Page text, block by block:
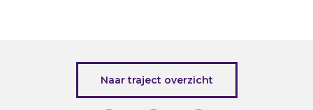
Naar traject overzicht